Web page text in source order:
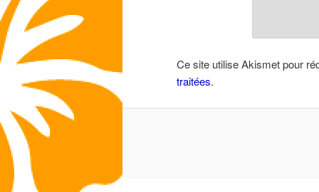
Ce site utilise Akismet pour
traitées.